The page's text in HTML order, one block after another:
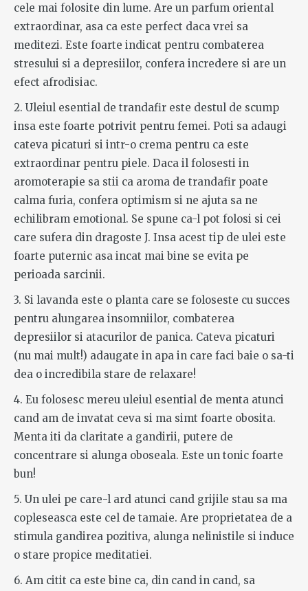
cele mai folosite din lume. Are un parfum oriental
extraordinar, asa ca este perfect daca vrei sa
meditezi. Este foarte indicat pentru combaterea
stresului si a depresiilor, confera incredere si are un
efect afrodisiac.
2. Uleiul esential de trandafir este destul de scump
insa este foarte potrivit pentru femei. Poti sa adaugi
cateva picaturi si intr-o crema pentru ca este
extraordinar pentru piele. Daca il folosesti in
aromoterapie sa stii ca aroma de trandafir poate
calma furia, confera optimism si ne ajuta sa ne
echilibram emotional. Se spune ca-l pot folosi si cei
care sufera din dragoste J. Insa acest tip de ulei este
foarte puternic asa incat mai bine se evita pe
perioada sarcinii.
3. Si lavanda este o planta care se foloseste cu succes
pentru alungarea insomniilor, combaterea
depresiilor si atacurilor de panica. Cateva picaturi
(nu mai mult!) adaugate in apa in care faci baie o sa-ti
dea o incredibila stare de relaxare!
4. Eu folosesc mereu uleiul esential de menta atunci
cand am de invatat ceva si ma simt foarte obosita.
Menta iti da claritate a gandirii, putere de
concentrare si alunga oboseala. Este un tonic foarte
bun!
5. Un ulei pe care-l ard atunci cand grijile stau sa ma
copleseasca este cel de tamaie. Are proprietatea de a
stimula gandirea pozitiva, alunga nelinistile si induce
o stare propice meditatiei.
6. Am citit ca este bine ca, din cand in cand, sa